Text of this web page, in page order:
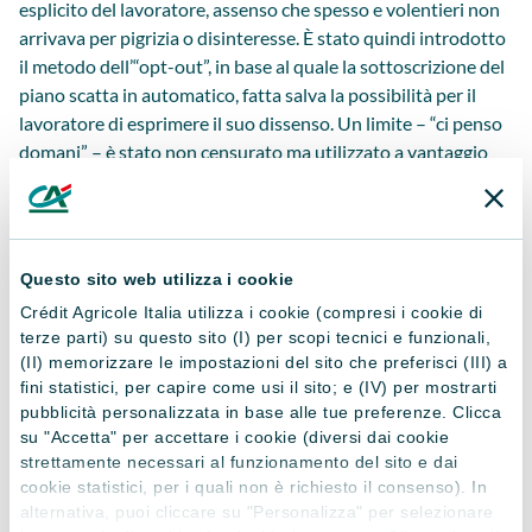
Questo sito web utilizza i cookie
Crédit Agricole Italia utilizza i cookie (compresi i cookie di
terze parti) su questo sito (I) per scopi tecnici e funzionali,
(II) memorizzare le impostazioni del sito che preferisci (III) a
fini statistici, per capire come usi il sito; e (IV) per mostrarti
pubblicità personalizzata in base alle tue preferenze. Clicca
su "Accetta" per accettare i cookie (diversi dai cookie
strettamente necessari al funzionamento del sito e dai
cookie statistici, per i quali non è richiesto il consenso). In
alternativa, puoi cliccare su "Personalizza" per selezionare
esplicito del lavoratore, assenso che spesso e volentieri non
arrivava per pigrizia o disinteresse. È stato quindi introdotto
il metodo dell’“opt-out”, in base al quale la sottoscrizione del
piano scatta in automatico, fatta salva la possibilità per il
lavoratore di esprimere il suo dissenso. Un limite – “ci penso
domani” – è stato non censurato ma utilizzato a vantaggio
della persona, per il maggior benessere del suo futuro.
Quale lezione ci dà la spinta gentile?
Pensione sì, ma non solo. Fra le scelte che compiamo ogni
giorno, anche qui in Italia ci sono quelle che attengono alla
gestione dei nostri risparmi. L’istinto “animale” ci spinge a
tenere tutte le noci nell’albero, senza spostarle mai, se non in
caso di assoluta emergenza. E così, i soldi che mettiamo da
parte trascorrono anni sotto forma di liquidità, a farsi
erodere dall’inflazione. Ennesimo esempio in cui scelte che
possono sembrare assolutamente razionali poi, nella realtà,
lo sono molto poco o per nulla. Come può un risparmiatore